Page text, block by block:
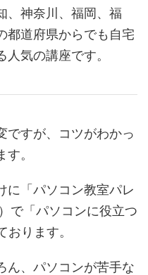
、神奈川、福岡、福
都道府県からでも自宅
気の講座です。
ですが、コツがわかっ
。
に「パソコン教室パレ
で「パソコンに役立つ
ります。
ん、パソコンが苦手な